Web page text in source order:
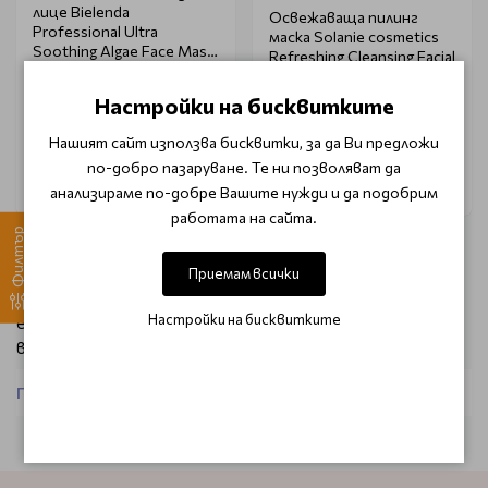
Филтър
лице Bielenda
Professional Ultra
Soothing Algae Face Mask
Уведоми ме
Освежаваща пилинг
маска Solanie cosmetics
Refreshing Cleansing Facial
€ 10.00 (19.56 лв.)
Уведоми ме
Кожата на лицето е тази, която първа ви дава сигнал
ако нещо не е наред. Трябва да отчетете и факта, че тя
е максимално открита и изложена на атмосферните
влияния.
По този начин палещите слънчеви лъчи и студения
използвате специална козметика за успокояване на
Покажи
Настройки на бисквитките
Нашият сайт използва бисквитки, за да Ви предложи
по-добро пазаруване. Те ни позволяват да
анализираме по-добре Вашите нужди и да подобрим
работата на сайта.
Приемам всички
Настройки на бисквитките